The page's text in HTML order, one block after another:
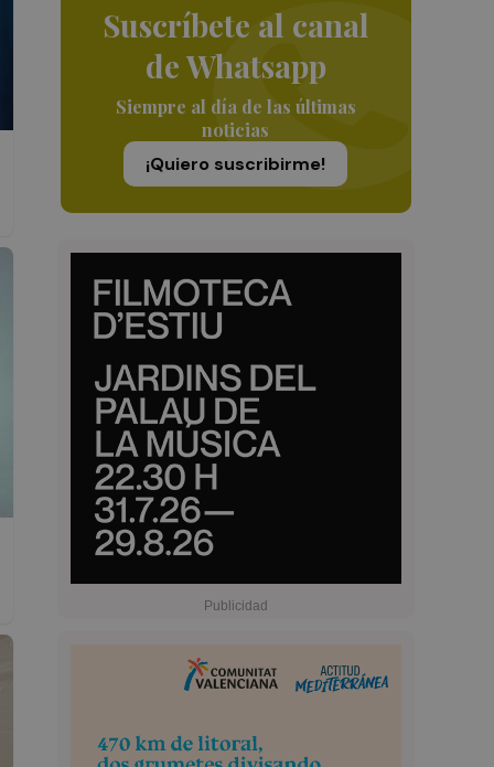
Suscríbete al canal
de Whatsapp
Siempre al día de las últimas
noticias
¡Quiero suscribirme!